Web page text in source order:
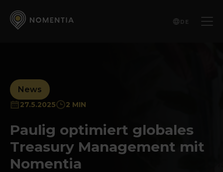
DE
News
27.5.2025 2 MIN
Paulig optimiert globales
Treasury Management mit
Nomentia